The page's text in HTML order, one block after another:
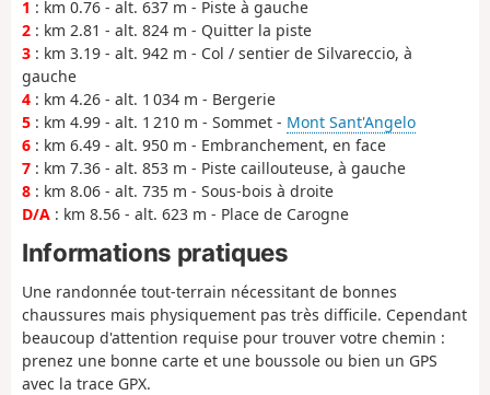
1 : km 0.76 - alt. 637 m - Piste à gauche
2 : km 2.81 - alt. 824 m - Quitter la piste
3 : km 3.19 - alt. 942 m - Col / sentier de Silvareccio, à
gauche
4 : km 4.26 - alt. 1 034 m - Bergerie
5 : km 4.99 - alt. 1 210 m - Sommet - Mont Sant'Angelo
6 : km 6.49 - alt. 950 m - Embranchement, en face
7 : km 7.36 - alt. 853 m - Piste caillouteuse, à gauche
8 : km 8.06 - alt. 735 m - Sous-bois à droite
D/A : km 8.56 - alt. 623 m - Place de Carogne
Informations pratiques
Une randonnée tout-terrain nécessitant de bonnes
chaussures mais physiquement pas très difficile. Cependant
beaucoup d'attention requise pour trouver votre chemin :
prenez une bonne carte et une boussole ou bien un GPS
avec la trace GPX.